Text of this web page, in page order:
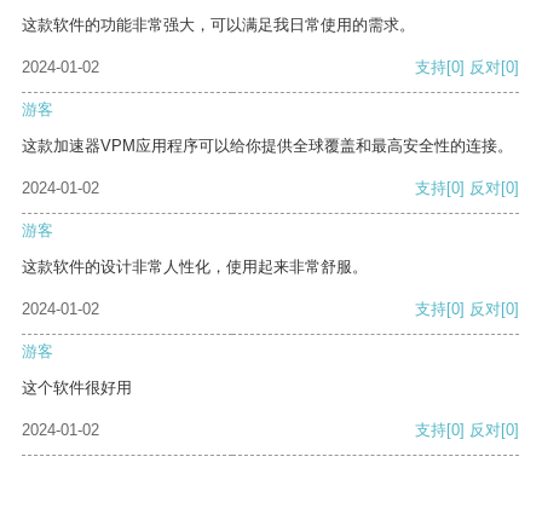
这款软件的功能非常强大，可以满足我日常使用的需求。
2024-01-02 支持[0] 反对[0]
游客
这款加速器VPM应用程序可以给你提供全球覆盖和最高安全性的连接。
2024-01-02 支持[0] 反对[0]
游客
这款软件的设计非常人性化，使用起来非常舒服。
2024-01-02 支持[0] 反对[0]
游客
这个软件很好用
2024-01-02 支持[0] 反对[0]